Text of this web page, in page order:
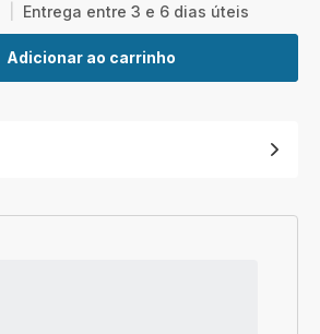
Entrega entre 3 e 6 dias úteis
Adicionar ao carrinho